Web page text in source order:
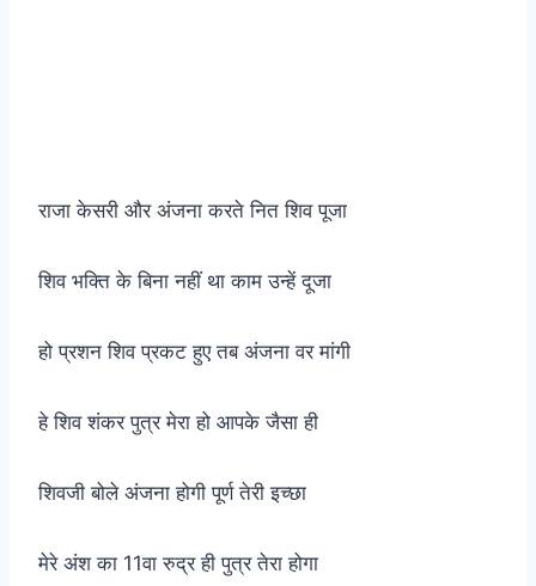
राजा केसरी और अंजना करते नित शिव पूजा
शिव भक्ति के बिना नहीं था काम उन्हें दूजा
हो प्रशन शिव प्रकट हुए तब अंजना वर मांगी
हे शिव शंकर पुत्र मेरा हो आपके जैसा ही
शिवजी बोले अंजना होगी पूर्ण तेरी इच्छा
मेरे अंश का 11वा रुद्र ही पुत्र तेरा होगा